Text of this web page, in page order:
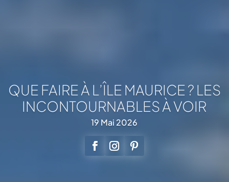
QUE FAIRE À L’ÎLE MAURICE ? LES
INCONTOURNABLES À VOIR
19 Mai 2026